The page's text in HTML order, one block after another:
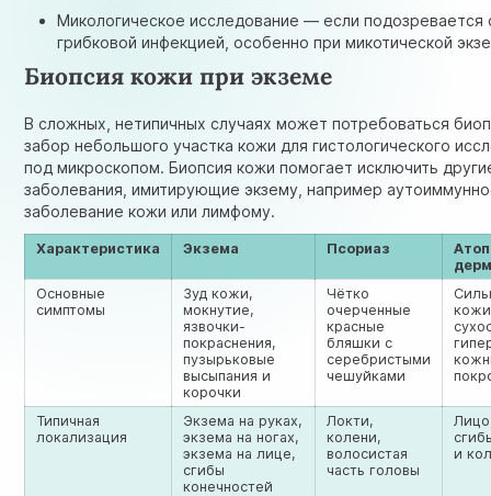
Микологическое исследование — если подозревается
грибковой инфекцией, особенно при микотической
Биопсия кожи при экземе
В сложных, нетипичных случаях может потребоваться
забор небольшого участка кожи для гистологического
под микроскопом. Биопсия кожи помогает исключить
заболевания, имитирующие экзему, например
заболевание кожи или лимфому.
Характеристика Экзема Псориаз
Основные
симптомы
Зуд кожи,
мокнутие,
язвочки-
покраснения,
пузырьковые
высыпания и
корочки
Чётко
очерченные
красные
бляшки с
серебристыми
чешуйками
Типичная
локализация
Экзема на руках,
экзема на ногах,
экзема на лице,
сгибы
конечностей
Локти,
колени,
волосистая
часть головы
и